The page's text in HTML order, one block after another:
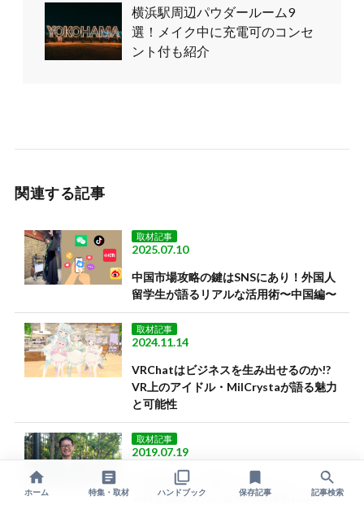
横浜駅周辺パウダールーム9
選！メイク中に充電可のコンセ
ント付も紹介
関連する記事
取材記事
2025.07.10
中国市場攻略の鍵はSNSにあり！外国人
留学生が語るリアルな活用術〜中国編〜
取材記事
2024.11.14
VRChatはビジネスを生み出せるのか!?
VR上のアイドル・MilCrystaが語る魅力
と可能性
取材記事
2019.07.19
出張経験は「仕事のエッセンス」 ゲー
ム好き社長の巧みな海外出張術に迫る
ホーム 特集・取材 ハンドブック 保存記事 記事検索